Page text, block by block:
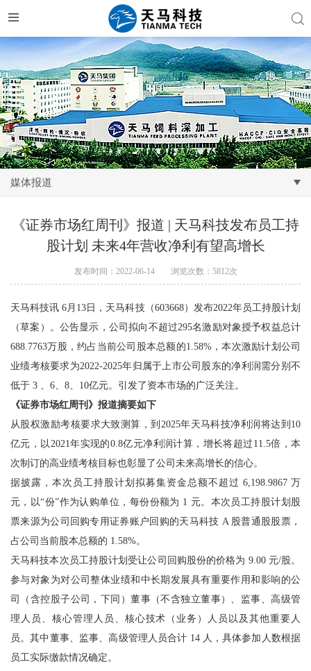
媒体报道
《证券市场红周刊》报道 | 天马科技发布员工持
股计划 未来4年营收净利有望高增长
发布时间：2022-06-14 浏览次数：5812次
天马科技讯 6月13日，天马科技（603668）发布2022年员工持股计划
（草案）。公告显示，公司拟向不超过295名激励对象授予权益总计
688.7763万股，约占当前公司股本总额的1.58%，本次激励计划公司
业绩考核要求为2022-2025年归属于上市公司股东的净利润需分别不
低于 3 、6、8、10亿元。引发了资本市场的广泛关注。
《证券市场红周刊》报道摘要如下
从股权激励考核要求大致测算，到2025年天马科技净利润将达到10
亿元，以2021年实现的0.8亿元净利润计算，增长将超过11.5倍，本
次制订的高业绩考核目标也彰显了公司未来高增长的信心。
据披露，本次员工持股计划拟募集资金总额不超过 6,198.9867 万
元，以“份”作为认购单位，每份份额为 1 元。本次员工持股计划股
票来源为公司回购专用证券账户回购的天马科技 A 股普通股股票，
占公司当前股本总额的 1.58%。
天马科技本次员工持股计划受让公司回购股份的价格为 9.00 元/股。
参与对象为对公司整体业绩和中长期发展具有重要作用和影响的公
司（含控股子公司，下同）董事（不含独立董事）、监事、高级管
理人员、核心管理人员、核心技术（业务）人员以及其他重要人
员。其中董事、监事、高级管理人员合计 14 人，具体参加人数根据
员工实际缴款情况确定。